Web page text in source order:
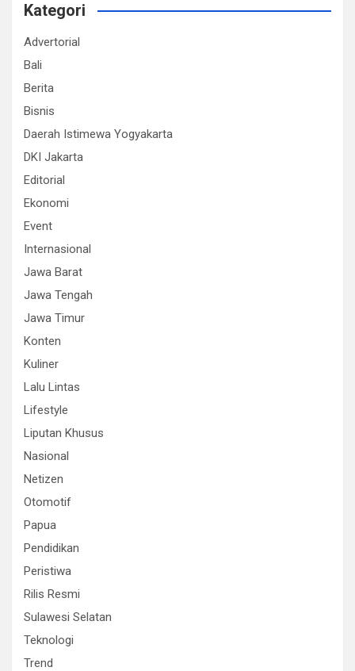
Kategori
Advertorial
Bali
Berita
Bisnis
Daerah Istimewa Yogyakarta
DKI Jakarta
Editorial
Ekonomi
Event
Internasional
Jawa Barat
Jawa Tengah
Jawa Timur
Konten
Kuliner
Lalu Lintas
Lifestyle
Liputan Khusus
Nasional
Netizen
Otomotif
Papua
Pendidikan
Peristiwa
Rilis Resmi
Sulawesi Selatan
Teknologi
Trend